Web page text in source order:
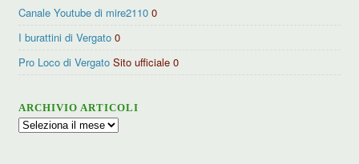
Canale Youtube di mire2110 0
I burattini di Vergato 0
Pro Loco di Vergato Sito ufficiale 0
ARCHIVIO ARTICOLI
Archivio